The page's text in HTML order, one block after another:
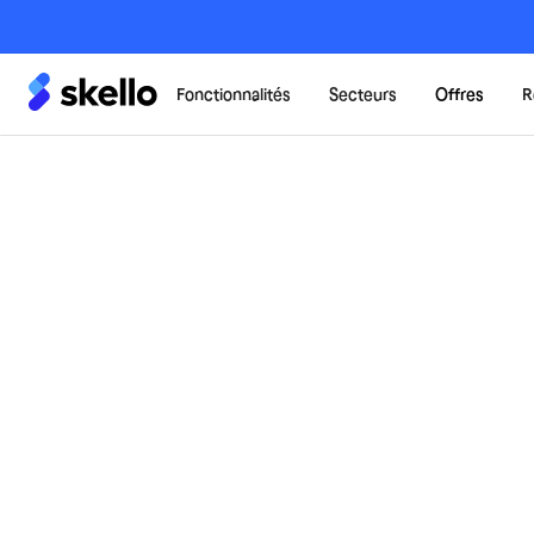
Fonctionnalités Secteurs Offres